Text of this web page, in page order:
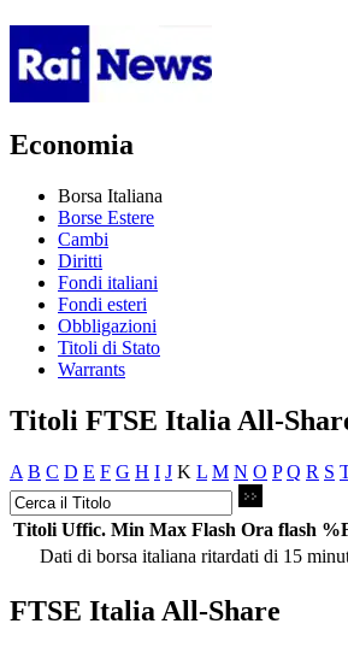
Economia
Borsa Italiana
Borse Estere
Cambi
Diritti
Fondi italiani
Fondi esteri
Obbligazioni
Titoli di Stato
Warrants
Titoli FTSE Italia All-
A B C D E F G H I J K L M N O P Q R S
Titoli Uffic. Min Max Flash Ora flash
Dati di borsa italiana ritardati di 15
FTSE Italia All-Share